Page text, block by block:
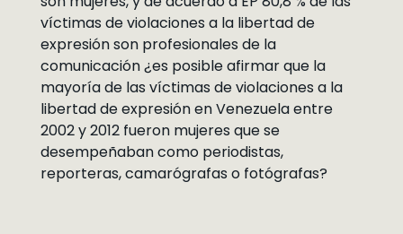
víctimas de violaciones a la libertad de
expresión son profesionales de la
comunicación ¿es posible afirmar que la
mayoría de las víctimas de violaciones a la
libertad de expresión en Venezuela entre
2002 y 2012 fueron mujeres que se
desempeñaban como periodistas,
reporteras, camarógrafas o fotógrafas?